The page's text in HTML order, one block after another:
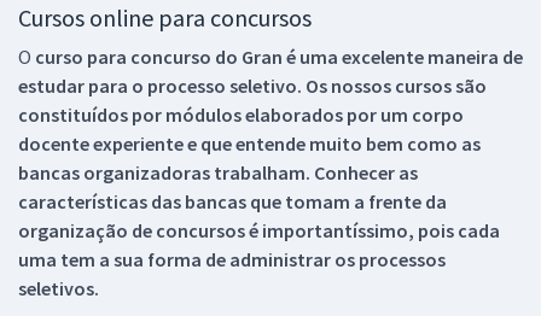
Cursos online para concursos
O curso para concurso do Gran é uma excelente maneira de
estudar para o processo seletivo. Os nossos cursos são
constituídos por módulos elaborados por um corpo
docente experiente e que entende muito bem como as
bancas organizadoras trabalham. Conhecer as
características das bancas que tomam a frente da
organização de concursos é importantíssimo, pois cada
uma tem a sua forma de administrar os processos
seletivos.